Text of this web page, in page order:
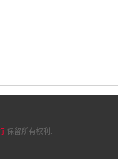
保留所有权利.